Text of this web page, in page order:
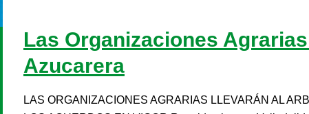
Las Organizaciones
Azucarera
LAS ORGANIZACIONES AGRARIAS LLEVARÁN AL